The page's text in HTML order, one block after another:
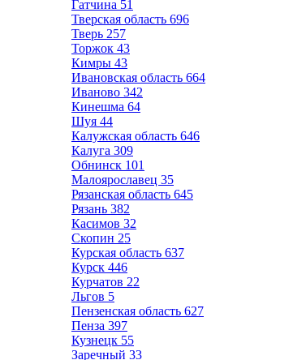
Гатчина 51
Тверская область 696
Тверь 257
Торжок 43
Кимры 43
Ивановская область 664
Иваново 342
Кинешма 64
Шуя 44
Калужская область 646
Калуга 309
Обнинск 101
Малоярославец 35
Рязанская область 645
Рязань 382
Касимов 32
Скопин 25
Курская область 637
Курск 446
Курчатов 22
Льгов 5
Пензенская область 627
Пенза 397
Кузнецк 55
Заречный 33